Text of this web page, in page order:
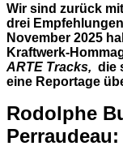
Wir sind zurück
drei
November 2025
Kraftwerk-
ARTE Tracks, die
eine Reportage
Rodolphe